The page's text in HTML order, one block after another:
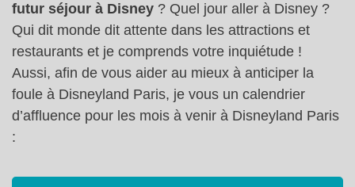
futur séjour à Disney ? Quel jour aller à Disney ?
Qui dit monde dit attente dans les attractions et
restaurants et je comprends votre inquiétude !
Aussi, afin de vous aider au mieux à anticiper la
foule à Disneyland Paris, je vous un calendrier
d’affluence pour les mois à venir à Disneyland Paris
: